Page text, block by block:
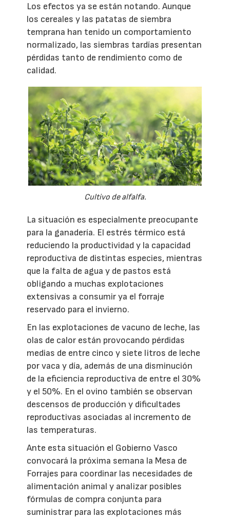
Los efectos ya se están notando. Aunque
los cereales y las patatas de siembra
temprana han tenido un comportamiento
normalizado, las siembras tardías presentan
pérdidas tanto de rendimiento como de
calidad.
Cultivo de alfalfa.
La situación es especialmente preocupante
para la ganadería. El estrés térmico está
reduciendo la productividad y la capacidad
reproductiva de distintas especies, mientras
que la falta de agua y de pastos está
obligando a muchas explotaciones
extensivas a consumir ya el forraje
reservado para el invierno.
En las explotaciones de vacuno de leche, las
olas de calor están provocando pérdidas
medias de entre cinco y siete litros de leche
por vaca y día, además de una disminución
de la eficiencia reproductiva de entre el 30%
y el 50%. En el ovino también se observan
descensos de producción y dificultades
reproductivas asociadas al incremento de
las temperaturas.
Ante esta situación el Gobierno Vasco
convocará la próxima semana la Mesa de
Forrajes para coordinar las necesidades de
alimentación animal y analizar posibles
fórmulas de compra conjunta para
suministrar para las explotaciones más